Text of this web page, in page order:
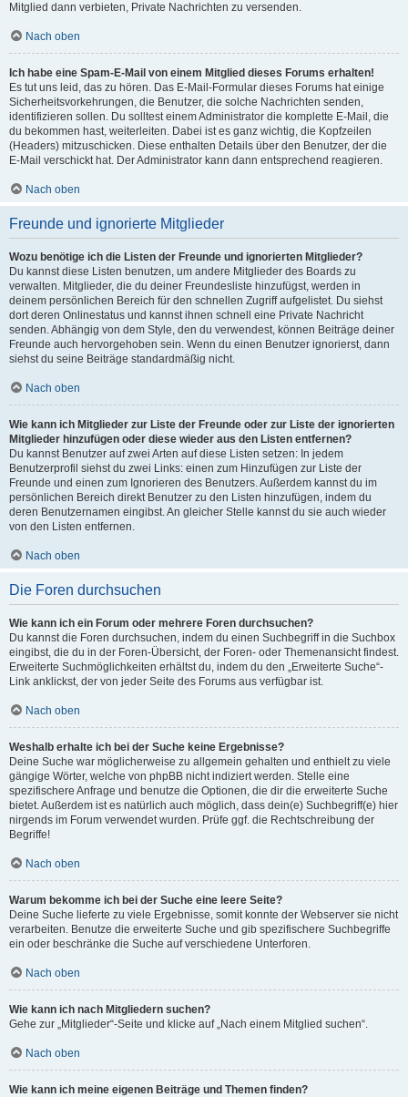
Mitglied dann verbieten, Private Nachrichten zu versenden.
Nach oben
Ich habe eine Spam-E-Mail von einem Mitglied dieses Forums erhalten!
Es tut uns leid, das zu hören. Das E-Mail-Formular dieses Forums hat einige
Sicherheitsvorkehrungen, die Benutzer, die solche Nachrichten senden,
identifizieren sollen. Du solltest einem Administrator die komplette E-Mail, die
du bekommen hast, weiterleiten. Dabei ist es ganz wichtig, die Kopfzeilen
(Headers) mitzuschicken. Diese enthalten Details über den Benutzer, der die
E-Mail verschickt hat. Der Administrator kann dann entsprechend reagieren.
Nach oben
Freunde und ignorierte Mitglieder
Wozu benötige ich die Listen der Freunde und ignorierten Mitglieder?
Du kannst diese Listen benutzen, um andere Mitglieder des Boards zu
verwalten. Mitglieder, die du deiner Freundesliste hinzufügst, werden in
deinem persönlichen Bereich für den schnellen Zugriff aufgelistet. Du siehst
dort deren Onlinestatus und kannst ihnen schnell eine Private Nachricht
senden. Abhängig von dem Style, den du verwendest, können Beiträge deiner
Freunde auch hervorgehoben sein. Wenn du einen Benutzer ignorierst, dann
siehst du seine Beiträge standardmäßig nicht.
Nach oben
Wie kann ich Mitglieder zur Liste der Freunde oder zur Liste der ignorierten
Mitglieder hinzufügen oder diese wieder aus den Listen entfernen?
Du kannst Benutzer auf zwei Arten auf diese Listen setzen: In jedem
Benutzerprofil siehst du zwei Links: einen zum Hinzufügen zur Liste der
Freunde und einen zum Ignorieren des Benutzers. Außerdem kannst du im
persönlichen Bereich direkt Benutzer zu den Listen hinzufügen, indem du
deren Benutzernamen eingibst. An gleicher Stelle kannst du sie auch wieder
von den Listen entfernen.
Nach oben
Die Foren durchsuchen
Wie kann ich ein Forum oder mehrere Foren durchsuchen?
Du kannst die Foren durchsuchen, indem du einen Suchbegriff in die Suchbox
eingibst, die du in der Foren-Übersicht, der Foren- oder Themenansicht findest.
Erweiterte Suchmöglichkeiten erhältst du, indem du den „Erweiterte Suche“-
Link anklickst, der von jeder Seite des Forums aus verfügbar ist.
Nach oben
Weshalb erhalte ich bei der Suche keine Ergebnisse?
Deine Suche war möglicherweise zu allgemein gehalten und enthielt zu viele
gängige Wörter, welche von phpBB nicht indiziert werden. Stelle eine
spezifischere Anfrage und benutze die Optionen, die dir die erweiterte Suche
bietet. Außerdem ist es natürlich auch möglich, dass dein(e) Suchbegriff(e) hier
nirgends im Forum verwendet wurden. Prüfe ggf. die Rechtschreibung der
Begriffe!
Nach oben
Warum bekomme ich bei der Suche eine leere Seite?
Deine Suche lieferte zu viele Ergebnisse, somit konnte der Webserver sie nicht
verarbeiten. Benutze die erweiterte Suche und gib spezifischere Suchbegriffe
ein oder beschränke die Suche auf verschiedene Unterforen.
Nach oben
Wie kann ich nach Mitgliedern suchen?
Gehe zur „Mitglieder“-Seite und klicke auf „Nach einem Mitglied suchen“.
Nach oben
Wie kann ich meine eigenen Beiträge und Themen finden?